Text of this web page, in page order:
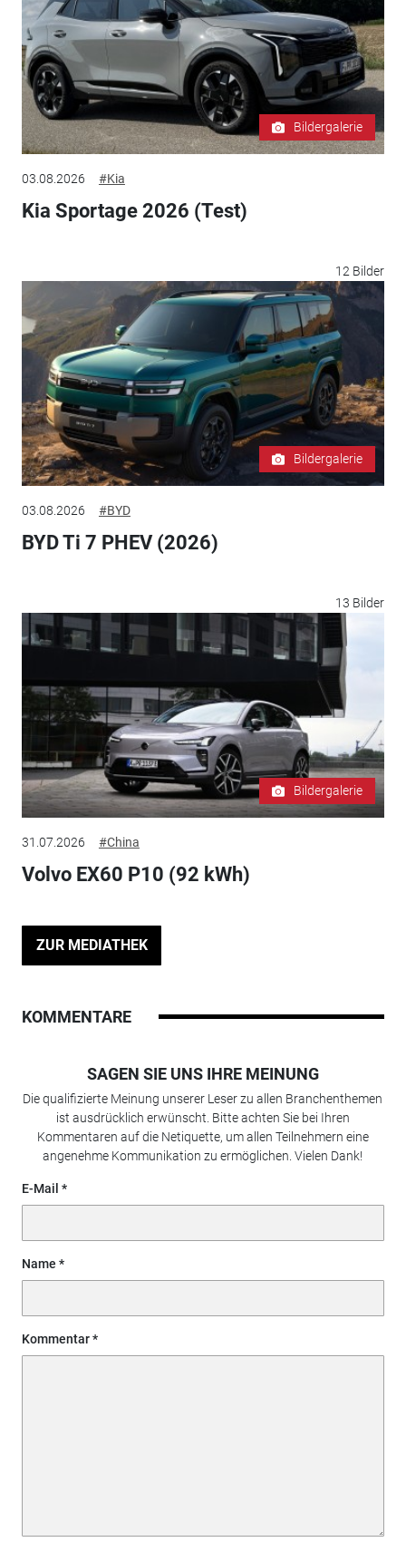
Bildergalerie
03.08.2026 #Kia
Kia Sportage 2026 (Test)
12 Bilder
Bildergalerie
03.08.2026 #BYD
BYD Ti 7 PHEV (2026)
13 Bilder
Bildergalerie
31.07.2026 #China
Volvo EX60 P10 (92 kWh)
ZUR MEDIATHEK
KOMMENTARE
SAGEN SIE UNS IHRE MEINUNG
Die qualifizierte Meinung unserer Leser zu allen Branchenthemen
ist ausdrücklich erwünscht. Bitte achten Sie bei Ihren
Kommentaren auf die Netiquette, um allen Teilnehmern eine
angenehme Kommunikation zu ermöglichen. Vielen Dank!
E-Mail
Name
Kommentar